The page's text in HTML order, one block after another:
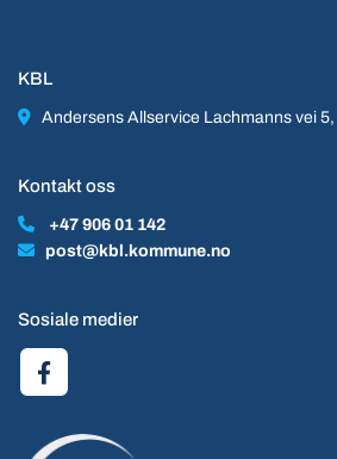
KBL
 Andersens Allservice Lachmanns vei
Kontakt oss
 +47 906 01 142
 post@kbl.kommune.no
Sosiale medier